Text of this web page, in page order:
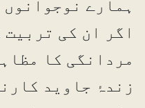
ہمارے نوجوانوں
اگر ان کی تربیت
مردانگی کا
زندۂ جاوید